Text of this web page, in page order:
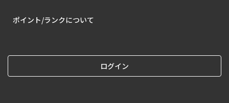
ポイント/ランクについて
ログイン